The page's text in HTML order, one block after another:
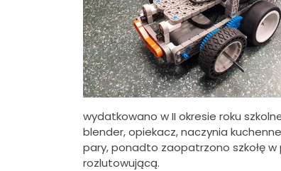
wydatkowano w II okresie roku
blender, opiekacz, naczynia
pary, ponadto zaopatrzono szkołę
rozlutowującą.